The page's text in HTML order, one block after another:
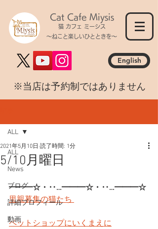
Cat Cafe Miysis
猫 カフェ ミーシス
～ねこと楽しいひとときを～
English
​※当店は予約制ではありません
ALL
News
ブログ
詳細プロフィール
動画
ALL
5/10月曜日
2021年5月10日 読了時間: 1分
━━━☆・‥…━━━☆・‥…━━━☆
里親募集の猫たち
ペットショップにいくまえに